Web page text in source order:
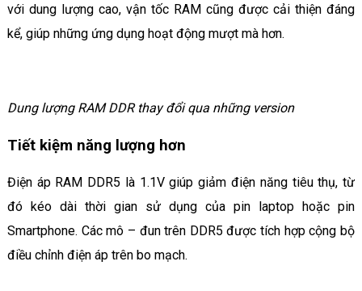
với dung lượng cao, vận tốc RAM cũng được cải thiện đáng
kể, giúp những ứng dụng hoạt động mượt mà hơn.
Dung lượng RAM DDR thay đổi qua những version
Tiết kiệm năng lượng hơn
Điện áp RAM DDR5 là 1.1V giúp giảm điện năng tiêu thụ, từ
đó kéo dài thời gian sử dụng của pin laptop hoặc pin
Smartphone. Các mô – đun trên DDR5 được tích hợp cộng bộ
điều chỉnh điện áp trên bo mạch.